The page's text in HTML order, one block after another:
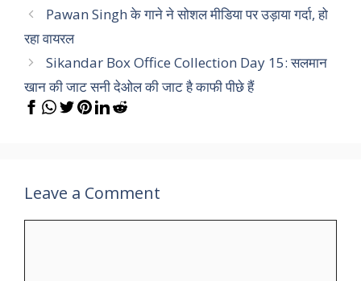
Pawan Singh के गाने ने सोशल मीडिया पर उड़ाया गर्दा, हो
रहा वायरल
Sikandar Box Office Collection Day 15: सलमान
खान की जाट सनी देओल की जाट है काफी पीछे हैं
Leave a Comment